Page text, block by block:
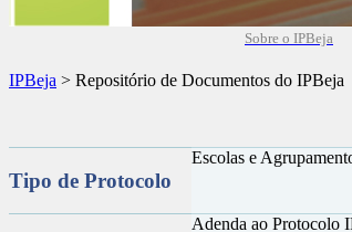
Sobre o IPBeja
IPBeja > Repositório de Documentos do IPBeja
Tipo de Protocolo
Escolas e
Adenda ao Protocolo